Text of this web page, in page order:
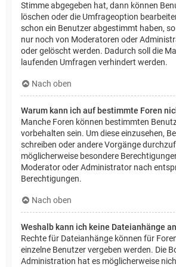
Stimme abgegeben hat, dann können
löschen oder die Umfrageoption
schon ein Benutzer abgestimmt haben,
nur noch von Moderatoren oder
oder gelöscht werden. Dadurch soll die
laufenden Umfragen verhindert werden.
Nach oben
Warum kann ich auf bestimmte Foren
Manche Foren können bestimmten
vorbehalten sein. Um diese einzusehen,
schreiben oder andere Vorgänge
möglicherweise besondere
Moderator oder Administrator nach
Berechtigungen.
Nach oben
Weshalb kann ich keine Dateianhänge
Rechte für Dateianhänge können für
einzelne Benutzer vergeben werden. Die
Administration hat es möglicherweise